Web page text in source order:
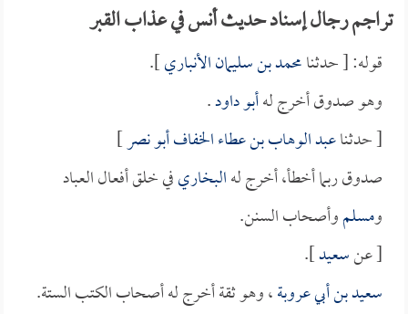
تراجم رجال إسناد حديث أنس في عذاب القبر
قوله: [ حدثنامحمد بن سليمان الأنباري].
وهو صدوق أخرج لهأبو داود.
[ حدثناعبد الوهاب بن عطاء الخفاف أبو نصر]
صدوق ربما أخطأ، أخرج لهالبخاريفي خلق أفعال العباد
ومسلموأصحاب السنن.
[ عنسعيد].
سعيد بن أبي عروبة، وهو ثقة أخرج له أصحاب الكتب الستة.